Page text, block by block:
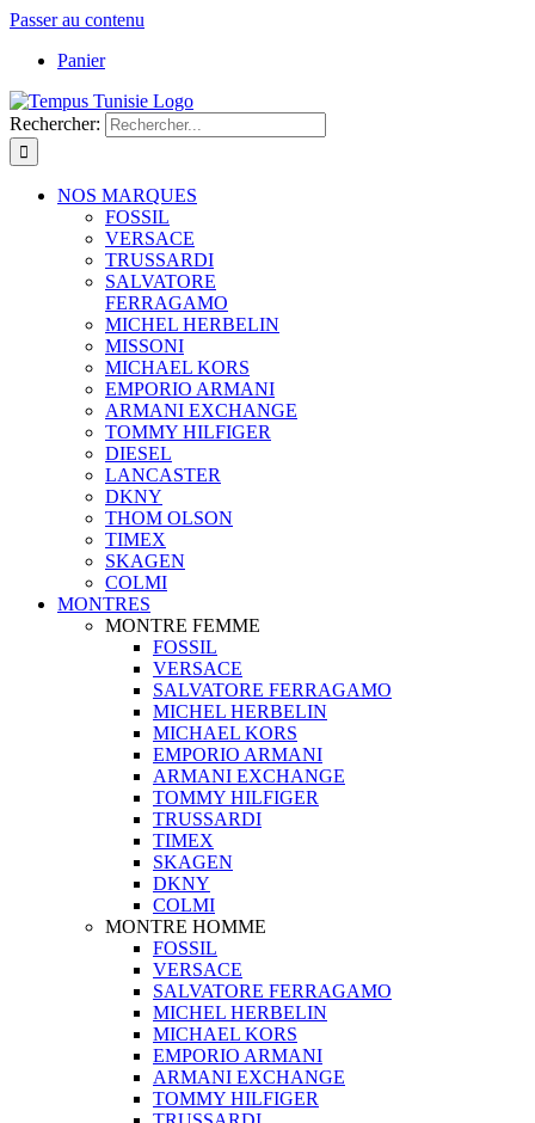
Passer au contenu
Panier
Rechercher:
NOS MARQUES
FOSSIL
VERSACE
TRUSSARDI
SALVATORE
FERRAGAMO
MICHEL HERBELIN
MISSONI
MICHAEL KORS
EMPORIO ARMANI
ARMANI EXCHANGE
TOMMY HILFIGER
DIESEL
LANCASTER
DKNY
THOM OLSON
TIMEX
SKAGEN
COLMI
MONTRES
MONTRE FEMME
FOSSIL
VERSACE
SALVATORE FERRAGAMO
MICHEL HERBELIN
MICHAEL KORS
EMPORIO ARMANI
ARMANI EXCHANGE
TOMMY HILFIGER
TRUSSARDI
TIMEX
SKAGEN
DKNY
COLMI
MONTRE HOMME
FOSSIL
VERSACE
SALVATORE FERRAGAMO
MICHEL HERBELIN
MICHAEL KORS
EMPORIO ARMANI
ARMANI EXCHANGE
TOMMY HILFIGER